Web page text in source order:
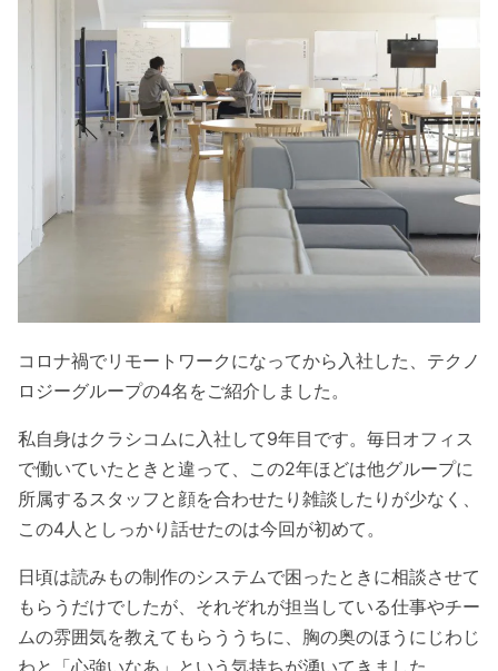
コロナ禍でリモートワークになってから入社した、テクノ
ロジーグループの4名をご紹介しました。
私自身はクラシコムに入社して9年目です。毎日オフィス
で働いていたときと違って、この2年ほどは他グループに
所属するスタッフと顔を合わせたり雑談したりが少なく、
この4人としっかり話せたのは今回が初めて。
日頃は読みもの制作のシステムで困ったときに相談させて
もらうだけでしたが、それぞれが担当している仕事やチー
ムの雰囲気を教えてもらううちに、胸の奥のほうにじわじ
わと「心強いなあ」という気持ちが湧いてきました。